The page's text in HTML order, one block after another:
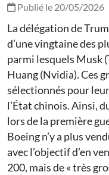
Publié le 20/05/2026
La délégation de
d’une vingtaine des
parmi lesquels Musk
Huang (Nvidia). Ces
sélectionnés pour
l’État chinois. Ainsi,
lors de la première
Boeing n’y a plus
avec l’objectif d’en
200, mais de « très